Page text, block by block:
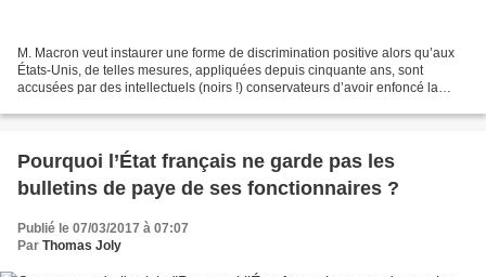
M. Macron veut instaurer une forme de discrimination positive alors qu’aux
États-Unis, de telles mesures, appliquées depuis cinquante ans, sont
accusées par des intellectuels (noirs !) conservateurs d’avoir enfoncé la
Pourquoi l’État français ne garde pas les
bulletins de paye de ses fonctionnaires ?
Publié le 07/03/2017 à 07:07
Par Thomas Joly